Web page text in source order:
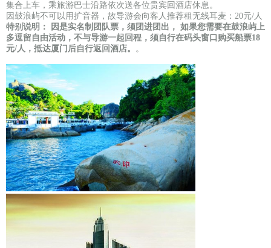
集合上车，乘旅游巴士沿路依次送各位贵宾回酒店休息。
因鼓浪屿不可以用扩音器，故导游会向客人推荐租无线耳麦：20元/人
特别说明： 因是实名制团队票，须团进团出， 如果您需要在鼓浪屿上
多逗留自由活动，不与导游一起回程，须自行在码头窗口购买船票18
元/人，抵达厦门后自行返回酒店。 。